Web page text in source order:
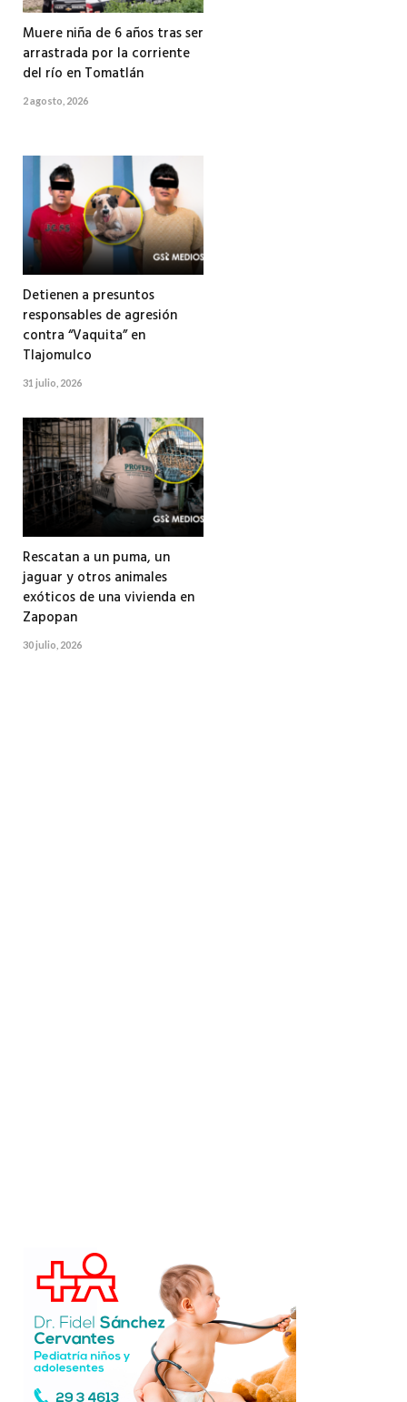
Muere niña de 6 años tras ser
arrastrada por la corriente
del río en Tomatlán
2 agosto, 2026
Detienen a presuntos
responsables de agresión
contra “Vaquita” en
Tlajomulco
31 julio, 2026
Rescatan a un puma, un
jaguar y otros animales
exóticos de una vivienda en
Zapopan
30 julio, 2026